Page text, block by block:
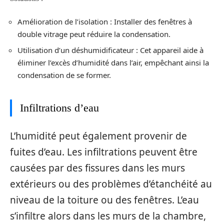
Amélioration de l’isolation : Installer des fenêtres à
double vitrage peut réduire la condensation.
Utilisation d’un déshumidificateur : Cet appareil aide à
éliminer l’excès d’humidité dans l’air, empêchant ainsi la
condensation de se former.
Infiltrations d’eau
L’humidité peut également provenir de
fuites d’eau. Les infiltrations peuvent être
causées par des fissures dans les murs
extérieurs ou des problèmes d’étanchéité au
niveau de la toiture ou des fenêtres. L’eau
s’infiltre alors dans les murs de la chambre,